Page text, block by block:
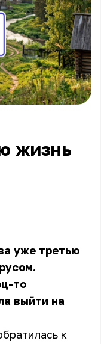
жизнь
уже третью
то
выйти на
к